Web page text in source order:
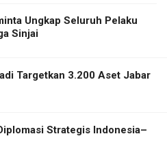
Ungkap Seluruh Pelaku
Sinjai
Targetkan 3.200 Aset Jabar
Strategis Indonesia–